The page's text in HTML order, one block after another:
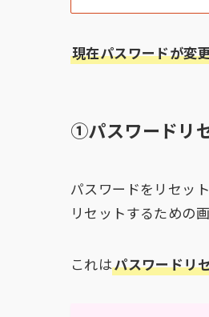
現在パスワードが変
①パスワードリ
パスワードをリセッ
リセットするための
これはパスワードリ